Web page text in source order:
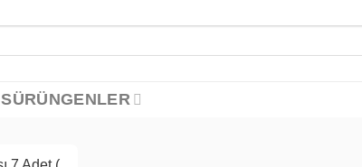
SÜRÜNGENLER